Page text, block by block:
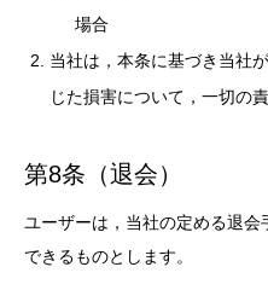
場合
当社は，本条に基づき当社
じた損害について，一切の
第8条（退会）
ユーザーは，当社の定める退
できるものとします。